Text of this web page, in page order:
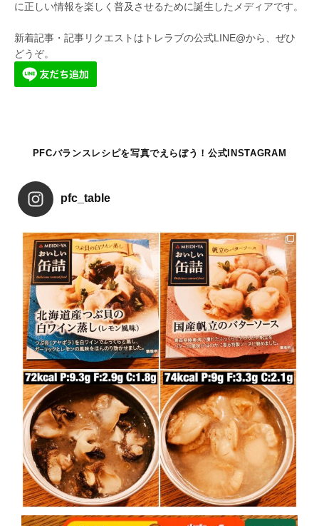
に正しい情報を楽しく普及させるために誕生したメディアです。
新着記事・記事リクエストはトレラブの公式LINE@から、ぜひ
どうぞ。
PFCバランスレシピを写真でえらぼう！公式INSTAGRAM
pfc_table